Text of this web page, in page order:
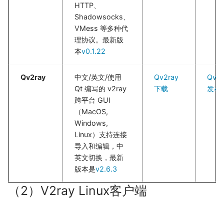
HTTP、
Shadowsocks、
VMess 等多种代
理协议。最新版
本v0.1.22
Qv2ray
中文/英文/使用
Qt 编写的 v2ray
跨平台 GUI
（MacOS,
Windows,
Linux）支持连接
导入和编辑，中
英文切换，最新
版本是v2.6.3
Qv2ray
下载
发布
（2）V2ray Linux客户端